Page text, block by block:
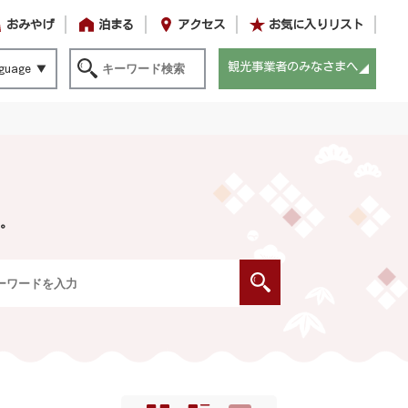
おみやげ 泊まる アクセス お気に入りリスト
観光事業者のみなさまへ